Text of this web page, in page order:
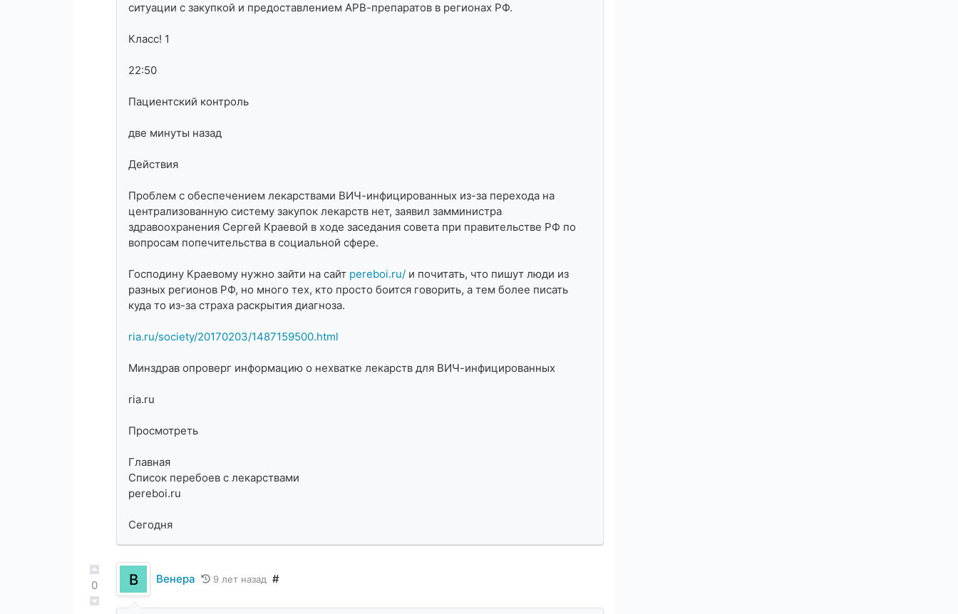
ситуации с закупкой и предоставлением АРВ-препаратов в регионах РФ.
Класс! 1
22:50
Пациентский контроль
две минуты назад
Действия
Проблем с обеспечением лекарствами ВИЧ-инфицированных из-за перехода на
централизованную систему закупок лекарств нет, заявил замминистра
здравоохранения Сергей Краевой в ходе заседания совета при правительстве РФ по
вопросам попечительства в социальной сфере.
Господину Краевому нужно зайти на сайт pereboi.ru/ и почитать, что пишут люди из
разных регионов РФ, но много тех, кто просто боится говорить, а тем более писать
куда то из-за страха раскрытия диагноза.
ria.ru/society/20170203/1487159500.html
Минздрав опроверг информацию о нехватке лекарств для ВИЧ-инфицированных
ria.ru
Просмотреть
Главная
Список перебоев с лекарствами
pereboi.ru
Сегодня
0 В Венера 9 лет назад #